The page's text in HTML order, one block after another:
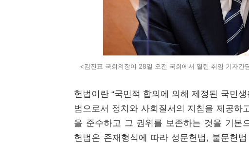
<김진표 국회의장이 28일 오전 국회에서 열린 취임 기자
헌법이란 “국민적 합의에 의해 제정된 국민
범으로서 정치와 사회질서의 지침을 제공하
을 준수하고 그 권위를 보존하는 것을 기본
헌법은 존재형식에 따라 성문헌법, 불문헌